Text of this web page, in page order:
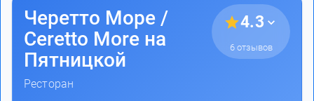
Черетто Море /
Ceretto More на
Пятницкой
Ресторан
4.3
6 отзывов